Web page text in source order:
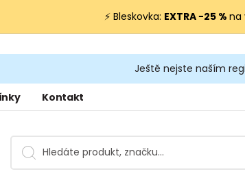
⚡ Bleskovka: EXTRA −25 % na
Ještě nejste naším
Kontakt